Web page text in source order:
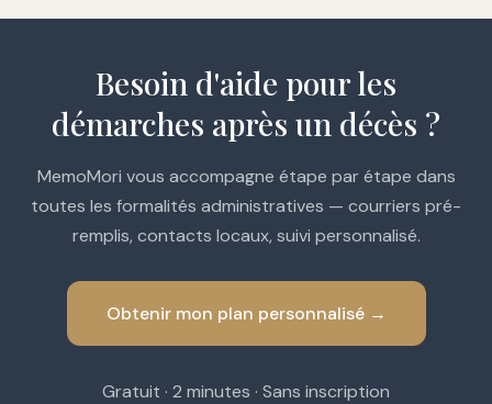
Besoin d'aide pour les
démarches après un décès ?
MemoMori vous accompagne étape par étape dans
toutes les formalités administratives — courriers pré-
remplis, contacts locaux, suivi personnalisé.
Obtenir mon plan personnalisé →
Gratuit · 2 minutes · Sans inscription